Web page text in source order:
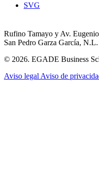
SVG
Rufino Tamayo y Av.
San Pedro Garza García, N.L.
© 2026. EGADE Business
Aviso legal Aviso de